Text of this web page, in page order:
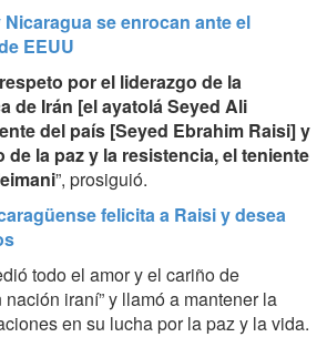
se enrocan ante el
EEUU
por el liderazgo de la
de Irán [el ayatolá Seyed Ali
del país [Seyed Ebrahim Raisi] y
de la paz y la resistencia, el teniente
”, prosiguió.
felicita a Raisi y desea
todo el amor y el cariño de
nación iraní” y llamó a mantener la
en su lucha por la paz y la vida.